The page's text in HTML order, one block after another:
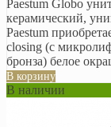
Paestum Globo
керамический,
Paestum
closing (с
бронза) белое
В корзину
В наличии